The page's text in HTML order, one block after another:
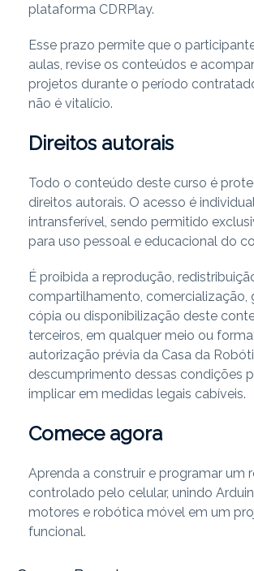
plataforma CDRPlay.
Esse prazo permite que o
aulas, revise os conteúdos e
projetos durante o período
não é vitalício.
Direitos autorais
Todo o conteúdo deste curso é
direitos autorais. O acesso é
intransferível, sendo permitido
para uso pessoal e educacional do
É proibida a reprodução,
compartilhamento, comercialização,
cópia ou disponibilização deste
terceiros, em qualquer meio ou
autorização prévia da Casa da
descumprimento dessas condições
implicar em medidas legais cabíveis.
Comece agora
Aprenda a construir e programar um
controlado pelo celular, unindo
motores e robótica móvel em um
funcional.